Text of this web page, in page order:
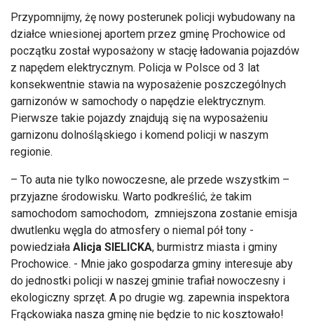
Przypomnijmy, żę nowy posterunek policji wybudowany na
działce wniesionej aportem przez gminę Prochowice od
początku został wyposażony w stację ładowania pojazdów
z napędem elektrycznym. Policja w Polsce od 3 lat
konsekwentnie stawia na wyposażenie poszczególnych
garnizonów w samochody o napędzie elektrycznym.
Pierwsze takie pojazdy znajdują się na wyposażeniu
garnizonu dolnośląskiego i komend policji w naszym
regionie.
– To auta nie tylko nowoczesne, ale przede wszystkim –
przyjazne środowisku. Warto podkreślić, że takim
samochodom samochodom, zmniejszona zostanie emisja
dwutlenku węgla do atmosfery o niemal pół tony -
powiedziała Alicja SIELICKA, burmistrz miasta i gminy
Prochowice. - Mnie jako gospodarza gminy interesuje aby
do jednostki policji w naszej gminie trafiał nowoczesny i
ekologiczny sprzęt. A po drugie wg. zapewnia inspektora
Frąckowiaka nasza gminę nie będzie to nic kosztowało!